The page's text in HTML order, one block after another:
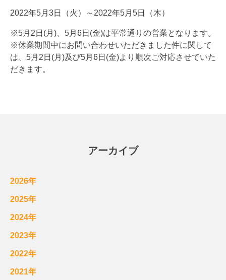
2022年5月3日（火）～2022年5月5日（木）
※5月2日(月)、5月6日(金)は平常通りの営業となります。
※休業期間中にお問い合わせいただきました件に関して
は、5月2日(月)及び5月6日(金)より順次ご対応させていた
だきます。
アーカイブ
2026年
2025年
2024年
2023年
2022年
2021年